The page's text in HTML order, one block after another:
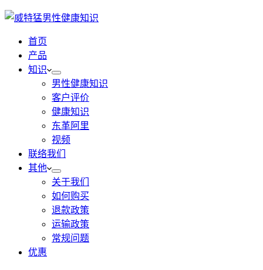
首页
产品
知识
男性健康知识
客户评价
健康知识
东革阿里
视频
联络我们
其他
关于我们
如何购买
退款政策
运输政策
常规问题
优惠